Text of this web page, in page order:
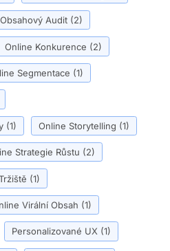
Obsahový Audit (2)
Online Konkurence (2)
Segmentace (1)
(1) Online Storytelling (1)
Strategie Růstu (2)
(1)
Virální Obsah (1)
Personalizované UX (1)